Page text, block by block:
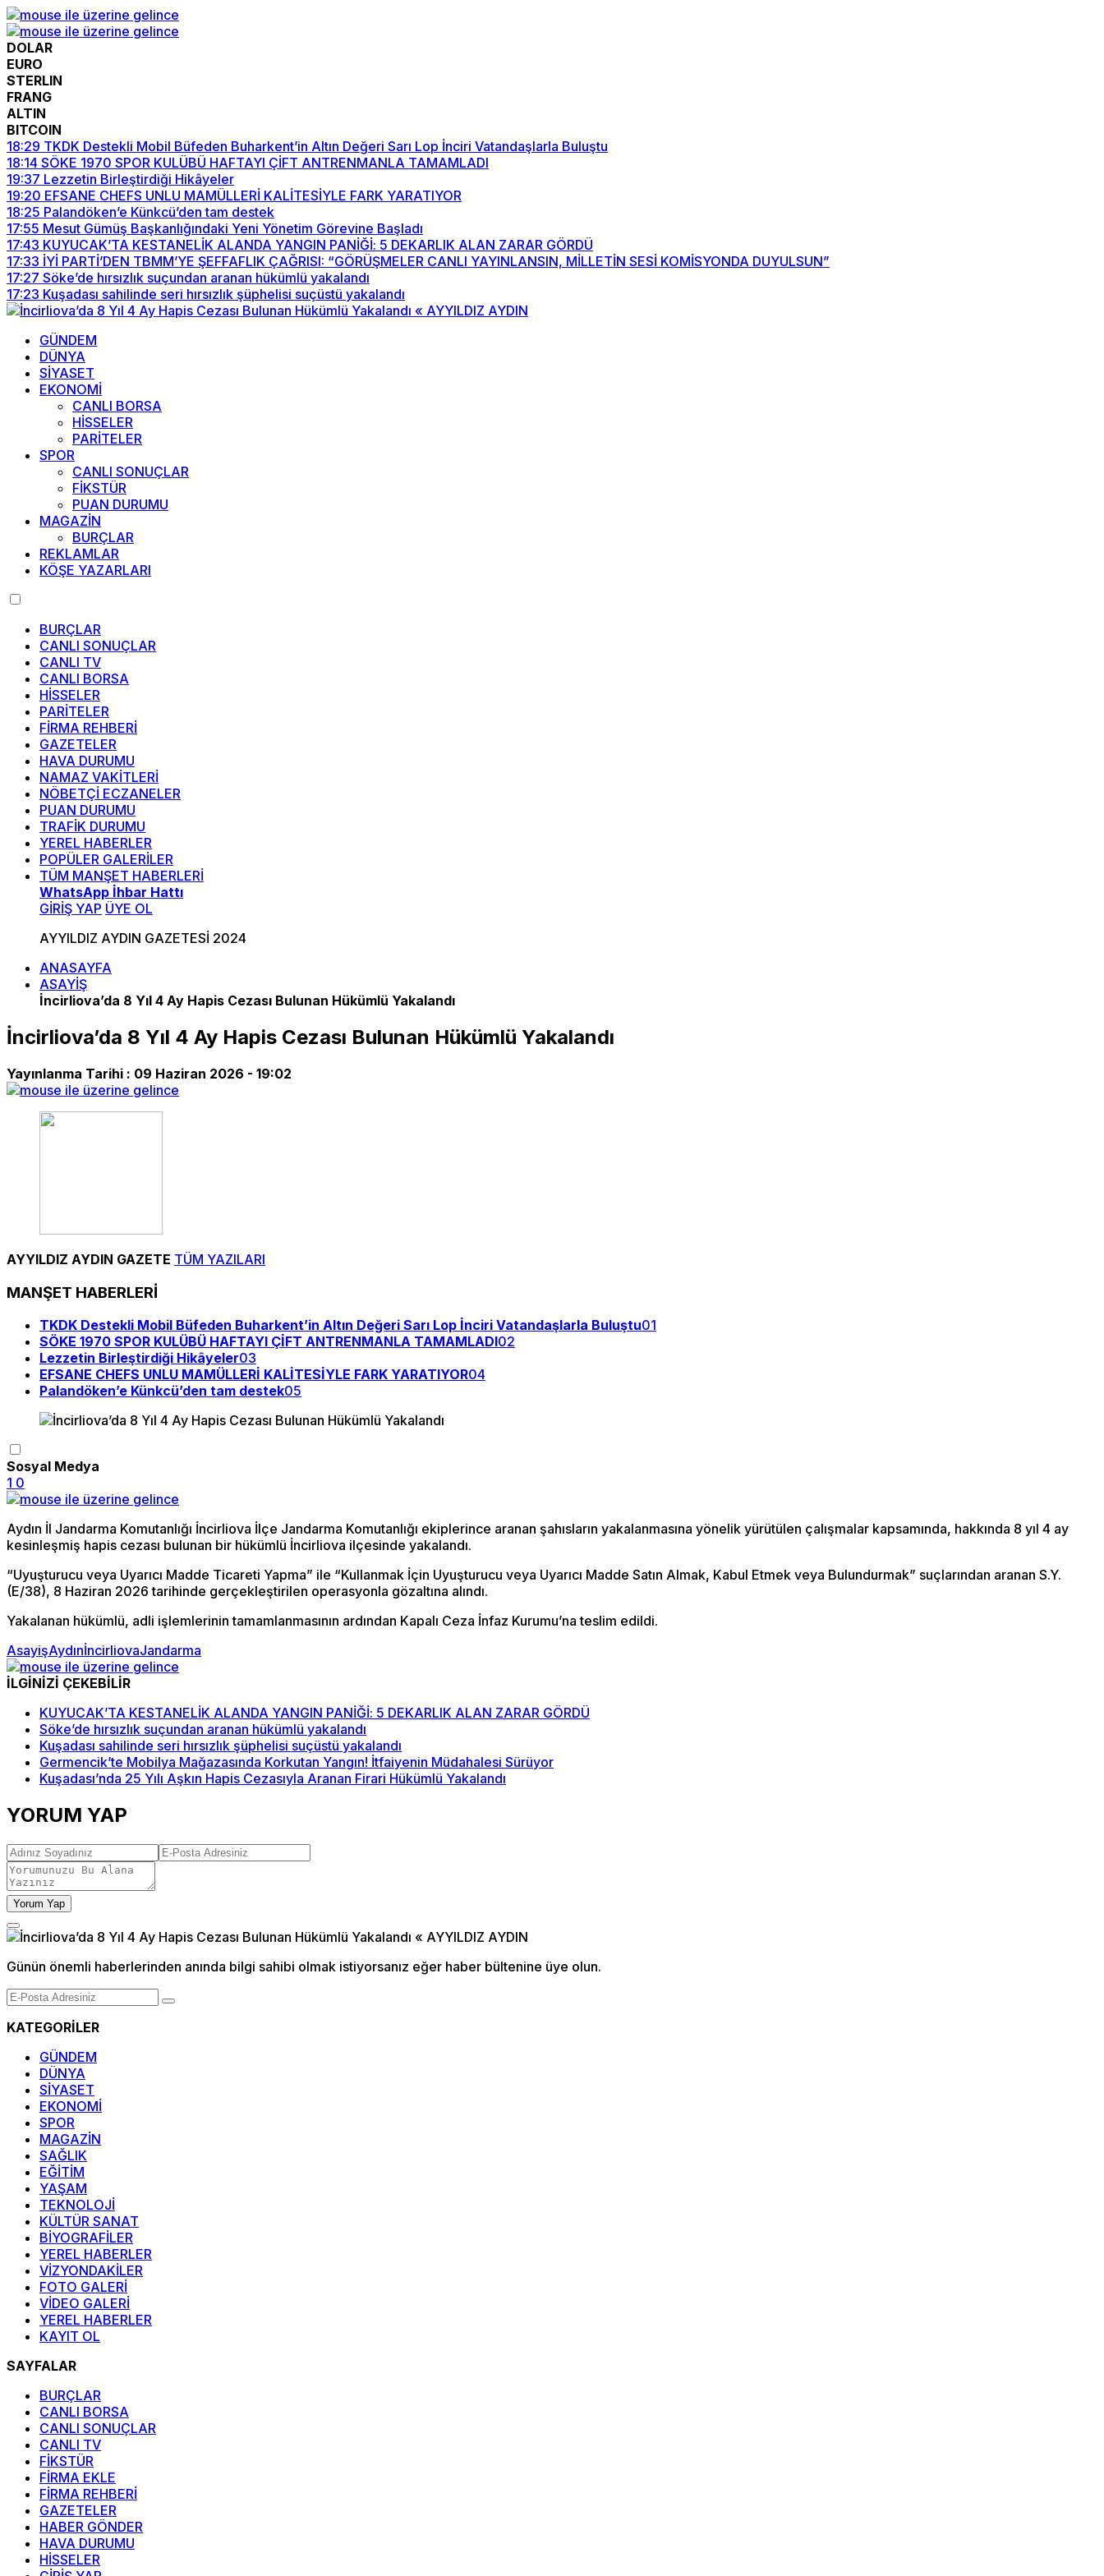
DOLAR
EURO
STERLIN
FRANG
ALTIN
BITCOIN
18:29 TKDK Destekli Mobil Büfeden Buharkent’in Altın Değeri Sarı Lop İnciri Vatandaşlarla Buluştu
18:14 SÖKE 1970 SPOR KULÜBÜ HAFTAYI ÇİFT ANTRENMANLA TAMAMLADI
19:37 Lezzetin Birleştirdiği Hikâyeler
19:20 EFSANE CHEFS UNLU MAMÜLLERİ KALİTESİYLE FARK YARATIYOR
18:25 Palandöken’e Künkcü’den tam destek
17:55 Mesut Gümüş Başkanlığındaki Yeni Yönetim Görevine Başladı
17:43 KUYUCAK’TA KESTANELİK ALANDA YANGIN PANİĞİ: 5 DEKARLIK ALAN ZARAR GÖRDÜ
17:33 İYİ PARTİ’DEN TBMM’YE ŞEFFAFLIK ÇAĞRISI: “GÖRÜŞMELER CANLI YAYINLANSIN, MİLLETİN SESİ KOMİSYONDA DUYULSUN”
17:27 Söke’de hırsızlık suçundan aranan hükümlü yakalandı
17:23 Kuşadası sahilinde seri hırsızlık şüphelisi suçüstü yakalandı
GÜNDEM
DÜNYA
SİYASET
EKONOMİ
CANLI BORSA
HİSSELER
PARİTELER
SPOR
CANLI SONUÇLAR
FİKSTÜR
PUAN DURUMU
MAGAZİN
BURÇLAR
REKLAMLAR
KÖŞE YAZARLARI
BURÇLAR
CANLI SONUÇLAR
CANLI TV
CANLI BORSA
HİSSELER
PARİTELER
FİRMA REHBERİ
GAZETELER
HAVA DURUMU
NAMAZ VAKİTLERİ
NÖBETÇİ ECZANELER
PUAN DURUMU
TRAFİK DURUMU
YEREL HABERLER
POPÜLER GALERİLER
TÜM MANŞET HABERLERİ
WhatsApp İhbar Hattı
GİRİŞ YAP ÜYE OL
AYYILDIZ AYDIN GAZETESİ 2024
ANASAYFA
ASAYİŞ
İncirliova’da 8 Yıl 4 Ay Hapis Cezası Bulunan Hükümlü Yakalandı
İncirliova’da 8 Yıl 4 Ay Hapis Cezası Bulunan Hükümlü Yakalandı
Yayınlanma Tarihi : 09 Haziran 2026 - 19:02
AYYILDIZ AYDIN GAZETE TÜM YAZILARI
MANŞET HABERLERİ
TKDK Destekli Mobil Büfeden Buharkent’in Altın Değeri Sarı Lop İnciri Vatandaşlarla Buluştu01
SÖKE 1970 SPOR KULÜBÜ HAFTAYI ÇİFT ANTRENMANLA TAMAMLADI02
Lezzetin Birleştirdiği Hikâyeler03
EFSANE CHEFS UNLU MAMÜLLERİ KALİTESİYLE FARK YARATIYOR04
Palandöken’e Künkcü’den tam destek05
Sosyal Medya
1 0
Aydın İl Jandarma Komutanlığı İncirliova İlçe Jandarma Komutanlığı ekiplerince aranan şahısların yakalanmasına yönelik yürütülen çalışmalar kapsamında, hakkında 8 yıl 4 ay
kesinleşmiş hapis cezası bulunan bir hükümlü İncirliova ilçesinde yakalandı.
“Uyuşturucu veya Uyarıcı Madde Ticareti Yapma” ile “Kullanmak İçin Uyuşturucu veya Uyarıcı Madde Satın Almak, Kabul Etmek veya Bulundurmak” suçlarından aranan S.Y.
(E/38), 8 Haziran 2026 tarihinde gerçekleştirilen operasyonla gözaltına alındı.
Yakalanan hükümlü, adli işlemlerinin tamamlanmasının ardından Kapalı Ceza İnfaz Kurumu’na teslim edildi.
AsayişAydınİncirliovaJandarma
İLGİNİZİ ÇEKEBİLİR
KUYUCAK’TA KESTANELİK ALANDA YANGIN PANİĞİ: 5 DEKARLIK ALAN ZARAR GÖRDÜ
Söke’de hırsızlık suçundan aranan hükümlü yakalandı
Kuşadası sahilinde seri hırsızlık şüphelisi suçüstü yakalandı
Germencik’te Mobilya Mağazasında Korkutan Yangın! İtfaiyenin Müdahalesi Sürüyor
Kuşadası’nda 25 Yılı Aşkın Hapis Cezasıyla Aranan Firari Hükümlü Yakalandı
YORUM YAP
Yorum Yap
Günün önemli haberlerinden anında bilgi sahibi olmak istiyorsanız eğer haber bültenine üye olun.
KATEGORİLER
GÜNDEM
DÜNYA
SİYASET
EKONOMİ
SPOR
MAGAZİN
SAĞLIK
EĞİTİM
YAŞAM
TEKNOLOJİ
KÜLTÜR SANAT
BİYOGRAFİLER
YEREL HABERLER
VİZYONDAKİLER
FOTO GALERİ
VİDEO GALERİ
YEREL HABERLER
KAYIT OL
SAYFALAR
BURÇLAR
CANLI BORSA
CANLI SONUÇLAR
CANLI TV
FİKSTÜR
FİRMA EKLE
FİRMA REHBERİ
GAZETELER
HABER GÖNDER
HAVA DURUMU
HİSSELER